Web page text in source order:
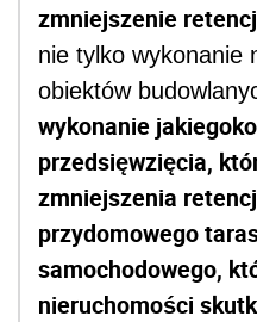
zmniejszenie
nie tylko wykonanie
obiektów
wykonanie
przedsięwzięcia,
zmniejszenia
przydomowego
samochodowego,
nieruchomości